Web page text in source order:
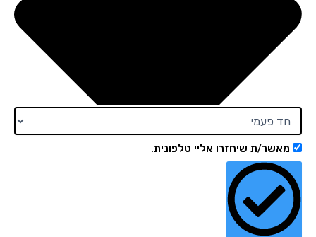
מאשר/ת שיחזרו אליי טלפונית.